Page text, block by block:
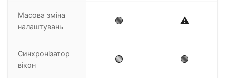
Масова зміна
налаштувань
🟢 ⚠️
Синхронізатор
вікон
🟢 🟢